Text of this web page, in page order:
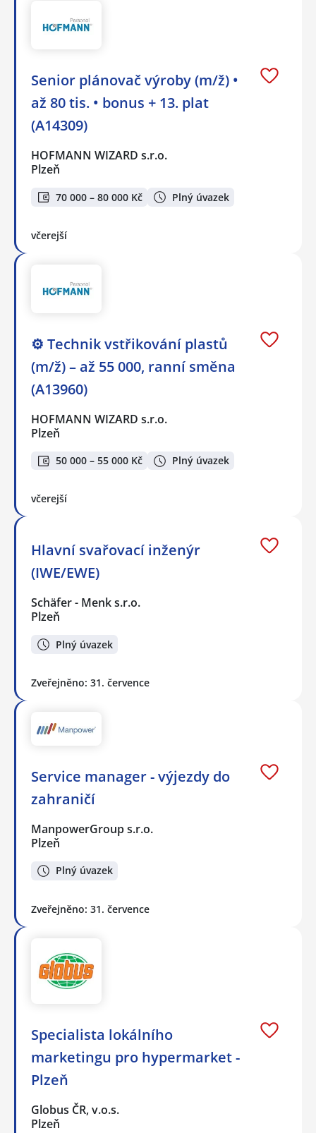
Senior plánovač výroby (m/ž) •
až 80 tis. • bonus + 13. plat
(A14309)
HOFMANN WIZARD s.r.o.
Plzeň
70 000 – 80 000 Kč Plný úvazek
včerejší
⚙️ Technik vstřikování plastů
(m/ž) – až 55 000, ranní směna
(A13960)
HOFMANN WIZARD s.r.o.
Plzeň
50 000 – 55 000 Kč Plný úvazek
včerejší
Hlavní svařovací inženýr
(IWE/EWE)
Schäfer - Menk s.r.o.
Plzeň
Plný úvazek
Zveřejněno: 31. července
Service manager - výjezdy do
zahraničí
ManpowerGroup s.r.o.
Plzeň
Plný úvazek
Zveřejněno: 31. července
Specialista lokálního
marketingu pro hypermarket -
Plzeň
Globus ČR, v.o.s.
Plzeň